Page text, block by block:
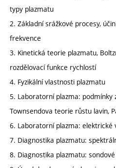
typy plazmatu
2. Základní srážkové procesy,
frekvence
3. Kinetická teorie plazmatu,
rozdělovací funkce rychlostí
4. Fyzikální vlastnosti plazmatu
5. Laboratorní plazma: podmínky
Townsendova teorie růstu lavin,
6. Laboratorní plazma: elektrické
7. Diagnostika plazmatu:
8. Diagnostika plazmatu: